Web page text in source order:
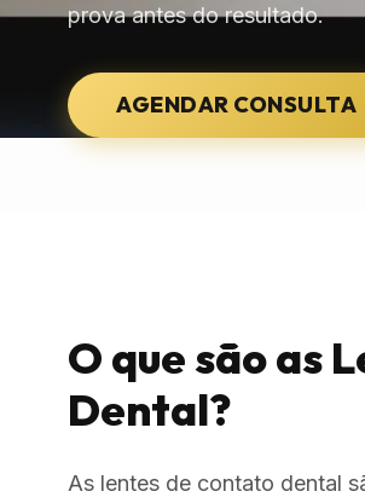
prova antes do resultado.
AGENDAR CONSULTA
O que são as
Dental?
As lentes de contato dental